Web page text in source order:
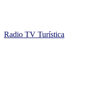
Radio TV Turística